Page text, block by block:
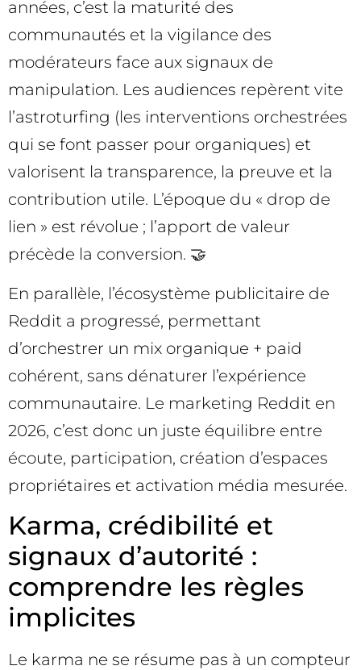
années, c’est la maturité des
communautés et la vigilance des
modérateurs face aux signaux de
manipulation. Les audiences repèrent vite
l’astroturfing (les interventions orchestrées
qui se font passer pour organiques) et
valorisent la transparence, la preuve et la
contribution utile. L’époque du « drop de
lien » est révolue ; l’apport de valeur
précède la conversion. 🤝
En parallèle, l’écosystème publicitaire de
Reddit a progressé, permettant
d’orchestrer un mix organique + paid
cohérent, sans dénaturer l’expérience
communautaire. Le marketing Reddit en
2026, c’est donc un juste équilibre entre
écoute, participation, création d’espaces
propriétaires et activation média mesurée.
Karma, crédibilité et
signaux d’autorité :
comprendre les règles
implicites
Le karma ne se résume pas à un compteur